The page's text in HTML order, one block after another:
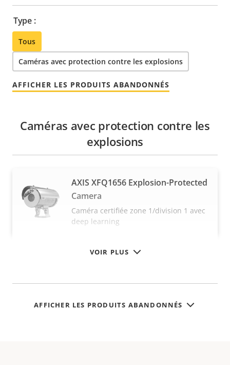
Type :
Tous
Caméras avec protection contre les explosions
AFFICHER LES PRODUITS ABANDONNÉS
VOIR PLUS
Caméras avec protection contre les
explosions
AXIS XFQ1656 Explosion-Protected
Camera
Caméra certifiée zone 1/division 1 avec
deep learning
AFFICHER LES PRODUITS ABANDONNÉS